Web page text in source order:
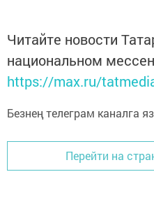
Читайте новости
национальном
https://max.ru/
Безнең телеграм каналга
Перейти на